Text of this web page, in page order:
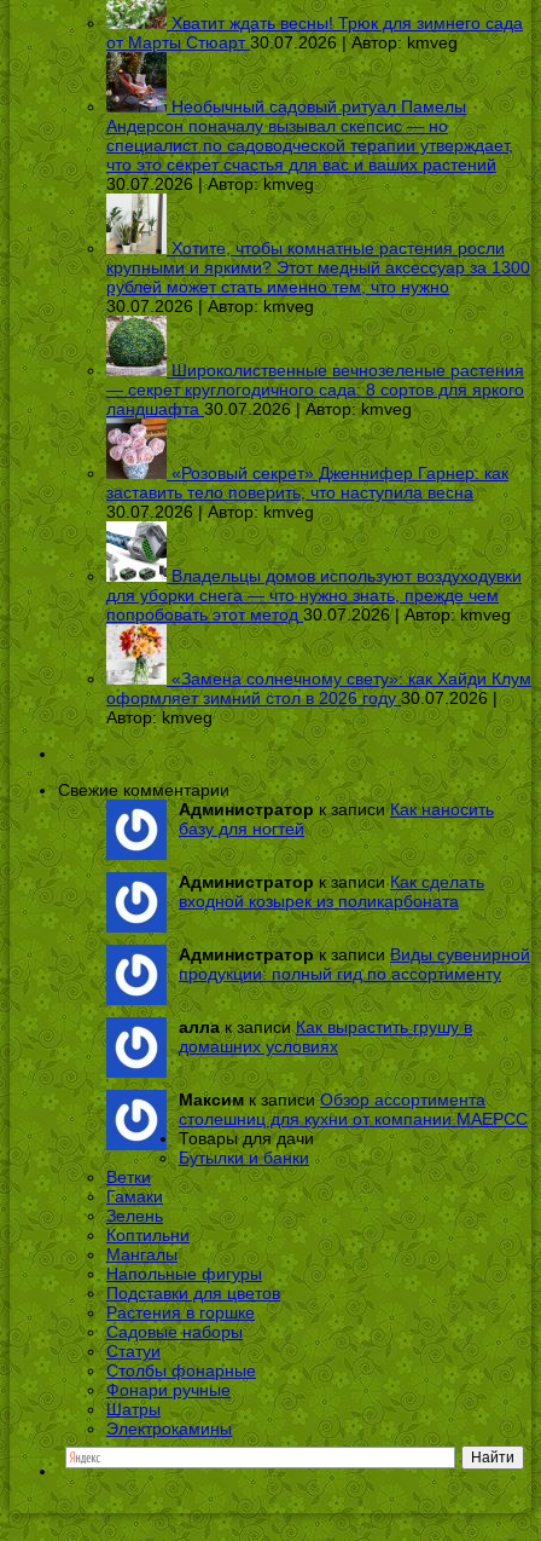
Хватит ждать весны! Трюк для зимнего сада
от Марты Стюарт 30.07.2026 | Автор: kmveg
Необычный садовый ритуал Памелы
Андерсон поначалу вызывал скепсис — но
специалист по садоводческой терапии утверждает,
что это секрет счастья для вас и ваших растений
30.07.2026 | Автор:kmveg
Хотите, чтобы комнатные растения росли
крупными и яркими? Этот медный аксессуар за 1300
рублей может стать именно тем, что нужно
30.07.2026 | Автор:kmveg
Широколиственные вечнозеленые растения
— секрет круглогодичного сада: 8 сортов для яркого
ландшафта 30.07.2026 | Автор:kmveg
«Розовый секрет» Дженнифер Гарнер: как
заставить тело поверить, что наступила весна
30.07.2026 | Автор: kmveg
Владельцы домов используют воздуходувки
для уборки снега — что нужно знать, прежде чем
попробовать этот метод 30.07.2026 | Автор:kmveg
«Замена солнечному свету»: как Хайди Клум
оформляет зимний стол в 2026 году 30.07.2026 |
Автор:kmveg
Свежие комментарии
Администратор к записиКак наносить
базу для ногтей
Администраторк записиКак сделать
входной козырек из поликарбоната
Администраторк записиВиды сувенирной
продукции: полный гид по ассортименту
аллак записиКак вырастить грушу в
домашних условиях
Максим к записиОбзор ассортимента
столешниц для кухни от компании МАЕРСС
Товары для дачи
Бутылки и банки
Ветки
Гамаки
Зелень
Коптильни
Мангалы
Напольные фигуры
Подставки для цветов
Растения в горшке
Садовые наборы
Статуи
Столбы фонарные
Фонари ручные
Шатры
Электрокамины